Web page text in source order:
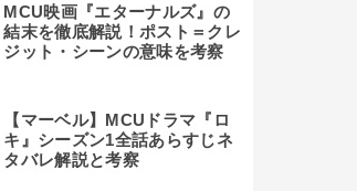
MCU映画『エターナルズ』の
結末を徹底解説！ポスト＝クレ
ジット・シーンの意味を考察
【マーベル】MCUドラマ『ロ
キ』シーズン1全話あらすじネ
タバレ解説と考察